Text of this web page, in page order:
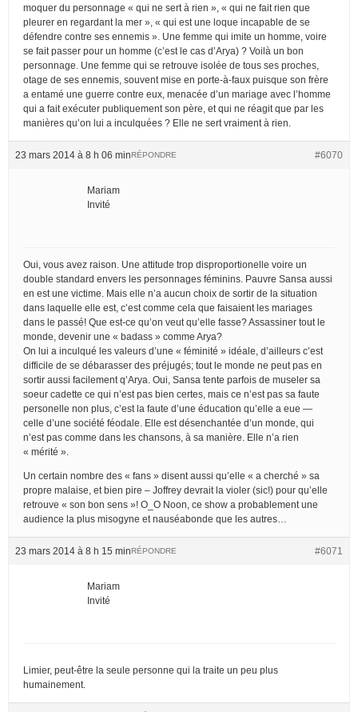
moquer du personnage « qui ne sert à rien », « qui ne fait rien que
pleurer en regardant la mer », « qui est une loque incapable de se
défendre contre ses ennemis ». Une femme qui imite un homme, voire
se fait passer pour un homme (c’est le cas d’Arya) ? Voilà un bon
personnage. Une femme qui se retrouve isolée de tous ses proches,
otage de ses ennemis, souvent mise en porte-à-faux puisque son frère
a entamé une guerre contre eux, menacée d’un mariage avec l’homme
qui a fait exécuter publiquement son père, et qui ne réagit que par les
manières qu’on lui a inculquées ? Elle ne sert vraiment à rien.
23 mars 2014 à 8 h 06 min #6070
RÉPONDRE
Mariam
Invité
Oui, vous avez raison. Une attitude trop disproportionelle voire un
double standard envers les personnages féminins. Pauvre Sansa aussi
en est une victime. Mais elle n’a aucun choix de sortir de la situation
dans laquelle elle est, c’est comme cela que faisaient les mariages
dans le passé! Que est-ce qu’on veut qu’elle fasse? Assassiner tout le
monde, devenir une « badass » comme Arya?
On lui a inculqué les valeurs d’une « féminité » idéale, d’ailleurs c’est
difficile de se débarasser des préjugés; tout le monde ne peut pas en
sortir aussi facilement q’Arya. Oui, Sansa tente parfois de museler sa
soeur cadette ce qui n’est pas bien certes, mais ce n’est pas sa faute
personelle non plus, c’est la faute d’une éducation qu’elle a eue —
celle d’une société féodale. Elle est désenchantée d’un monde, qui
n’est pas comme dans les chansons, à sa manière. Elle n’a rien
« mérité ».
Un certain nombre des « fans » disent aussi qu’elle « a cherché » sa
propre malaise, et bien pire – Joffrey devrait la violer (sic!) pour qu’elle
retrouve « son bon sens »! O_O Noon, ce show a probablement une
audience la plus misogyne et nauséabonde que les autres…
23 mars 2014 à 8 h 15 min #6071
RÉPONDRE
Mariam
Invité
Limier, peut-être la seule personne qui la traite un peu plus
humainement.